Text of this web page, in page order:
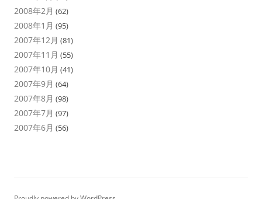
2008年2月 (62)
2008年1月 (95)
2007年12月 (81)
2007年11月 (55)
2007年10月 (41)
2007年9月 (64)
2007年8月 (98)
2007年7月 (97)
2007年6月 (56)